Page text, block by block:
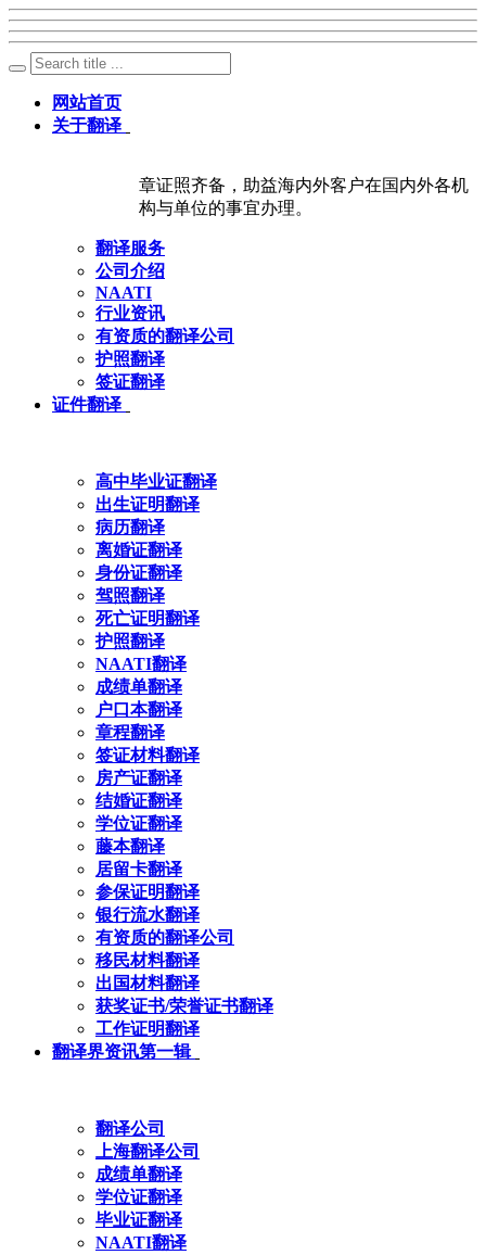
网站首页
关于翻译
章证照齐备，助益海内外客户在国内外各机
构与单位的事宜办理。
翻译服务
公司介绍
NAATI
行业资讯
有资质的翻译公司
护照翻译
签证翻译
证件翻译
高中毕业证翻译
出生证明翻译
病历翻译
离婚证翻译
身份证翻译
驾照翻译
死亡证明翻译
护照翻译
NAATI翻译
成绩单翻译
户口本翻译
章程翻译
签证材料翻译
房产证翻译
结婚证翻译
学位证翻译
藤本翻译
居留卡翻译
参保证明翻译
银行流水翻译
有资质的翻译公司
移民材料翻译
出国材料翻译
获奖证书/荣誉证书翻译
工作证明翻译
翻译界资讯第一辑
翻译公司
上海翻译公司
成绩单翻译
学位证翻译
毕业证翻译
NAATI翻译